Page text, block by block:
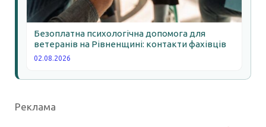
Безоплатна психологічна допомога для
ветеранів на Рівненщині: контакти фахівців
02.08.2026
Реклама